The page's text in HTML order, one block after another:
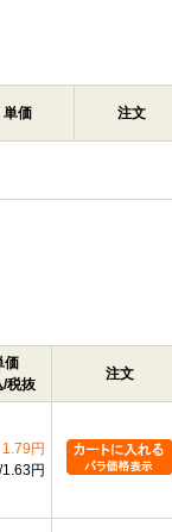
単価 注文
価
/税抜
注文
1.79円
1.63円